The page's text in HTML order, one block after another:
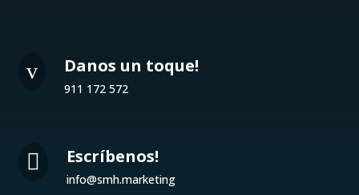
v Danos un toque!
911 172 572
 Escríbenos!
info@smh.marketing